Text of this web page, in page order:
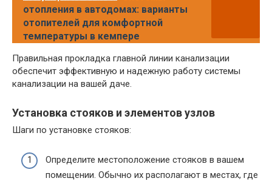
отопления в автодомах: варианты
отопителей для комфортной
температуры в кемпере
Правильная прокладка главной линии канализации
обеспечит эффективную и надежную работу системы
канализации на вашей даче.
Установка стояков и элементов узлов
Шаги по установке стояков:
Определите местоположение стояков в вашем
помещении. Обычно их располагают в местах, где